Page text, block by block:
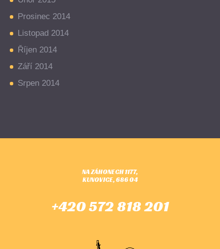
Prosinec 2014
Listopad 2014
Říjen 2014
Září 2014
Srpen 2014
NA ZÁHONECH 1177,
KUNOVICE, 686 04
+420 572 818 201